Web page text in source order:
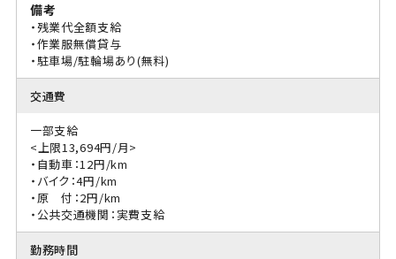
備考
・残業代全額支給
・作業服無償貸与
・駐車場/駐輪場あり(無料)
交通費
一部支給
<上限13,694円/月>
・自動車：12円/km
・バイク：4円/km
・原 付：2円/km
・公共交通機関：実費支給
勤務時間